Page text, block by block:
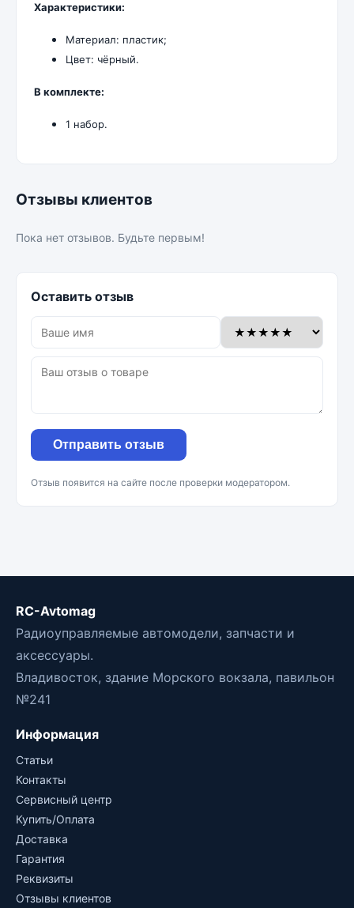
Характеристики:
Материал: пластик;
Цвет: чёрный.
В комплекте:
1 набор.
Отзывы клиентов
Пока нет отзывов. Будьте первым!
Оставить отзыв
Отправить отзыв
Отзыв появится на сайте после проверки модератором.
RC-Avtomag
Радиоуправляемые автомодели, запчасти и
аксессуары.
Владивосток, здание Морского вокзала, павильон
№241
Информация
Статьи
Контакты
Сервисный центр
Купить/Оплата
Доставка
Гарантия
Реквизиты
Отзывы клиентов